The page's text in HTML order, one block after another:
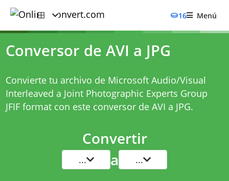
16 Menú
Conversor de AVI a JPG
Convierte tu archivo de Microsoft Audio/Visual
Interleaved a Joint Photographic Experts Group
JFIF format con este conversor de AVI a JPG.
Convertir
... a ...